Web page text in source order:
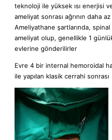
teknoloji ile yüksek ısı enerjisi
ameliyat sonrası ağrının daha
Ameliyathane şartlarında,
ameliyat olup, genellikle 1
evlerine gönderilirler
Evre 4 bir internal hemoroidal
ile yapılan klasik cerrahi sonrası